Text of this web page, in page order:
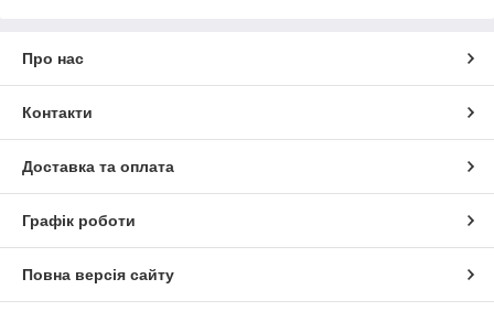
Про нас
Контакти
Доставка та оплата
Графік роботи
Повна версія сайту